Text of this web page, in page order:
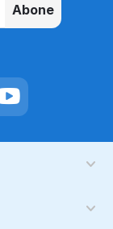
Abone